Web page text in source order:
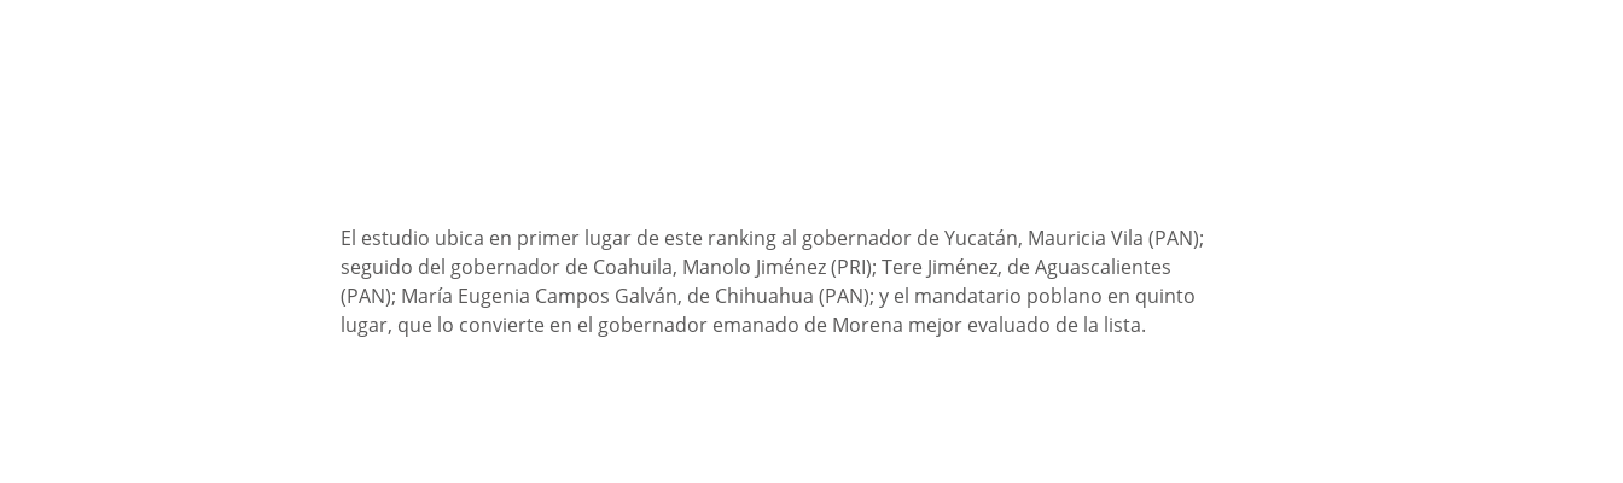
El estudio ubica en primer lugar de este ranking al gobernador de Yucatán, Mauricia Vila (PAN);
seguido del gobernador de Coahuila, Manolo Jiménez (PRI); Tere Jiménez, de Aguascalientes
(PAN); María Eugenia Campos Galván, de Chihuahua (PAN); y el mandatario poblano en quinto
lugar, que lo convierte en el gobernador emanado de Morena mejor evaluado de la lista.